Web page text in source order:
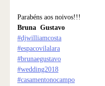
Parabéns aos noivos!!!
Bruna Gustavo
#djwilliamcosta
#espacovilalara
#brunaegustavo
#wedding2018
#casamentonocampo